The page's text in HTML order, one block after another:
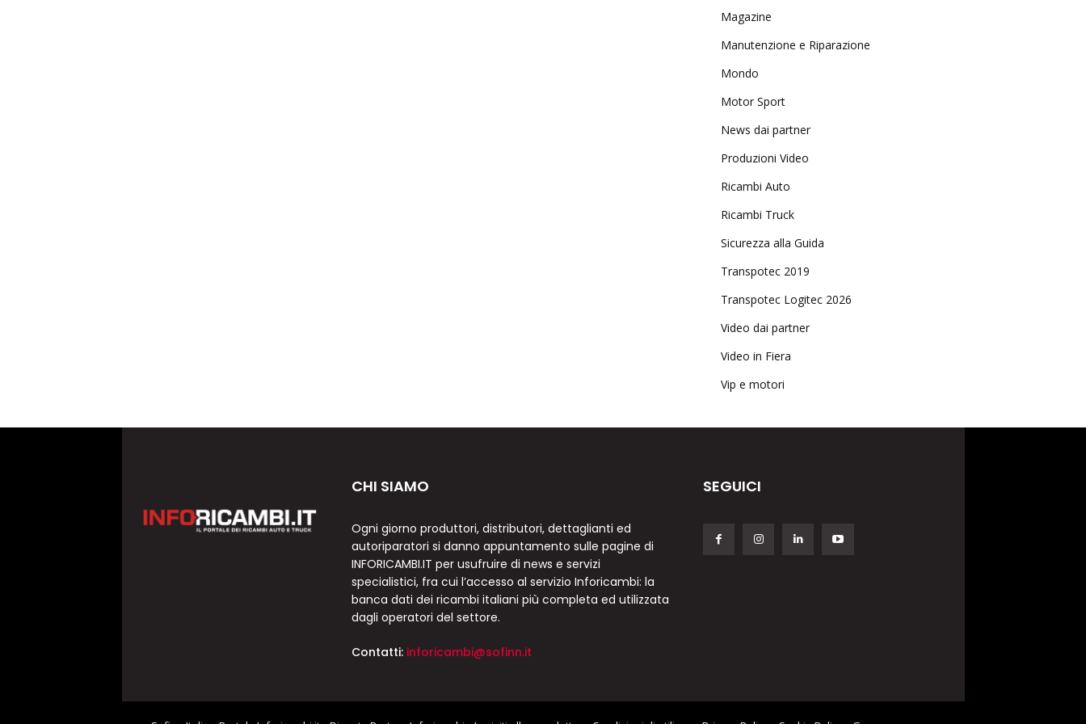
Magazine
Manutenzione e Riparazione
Mondo
Motor Sport
News dai partner
Produzioni Video
Ricambi Auto
Ricambi Truck
Sicurezza alla Guida
Transpotec 2019
Transpotec Logitec 2026
Video dai partner
Video in Fiera
Vip e motori
CHI SIAMO
Ogni giorno produttori, distributori, dettaglianti ed
autoriparatori si danno appuntamento sulle pagine di
INFORICAMBI.IT per usufruire di news e servizi
specialistici, fra cui l’accesso al servizio Inforicambi: la
banca dati dei ricambi italiani più completa ed utilizzata
dagli operatori del settore.
Contatti: inforicambi@sofinn.it
SEGUICI